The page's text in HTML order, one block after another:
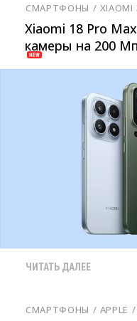
СМАРТФОНЫ / XIAOMI
Xiaomi 18 Pro
камеры на 200
ЧИТАТЬ ДАЛЕЕ
СМАРТФОНЫ / APPLE /